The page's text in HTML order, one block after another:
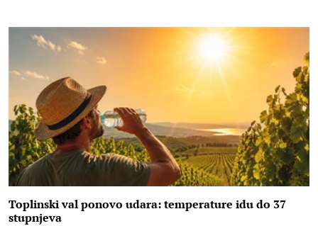
Toplinski val ponovo udara: temperature idu do 37
stupnjeva